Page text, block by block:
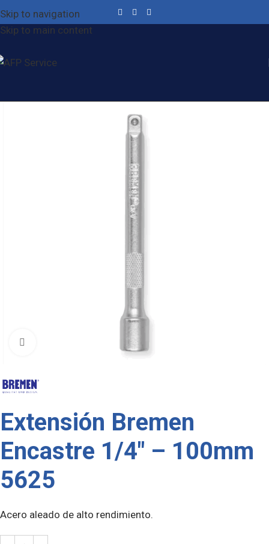
Skip to navigation
Skip to main content
Extensión Bremen
Encastre 1/4″ – 100mm
5625
Acero aleado de alto rendimiento.